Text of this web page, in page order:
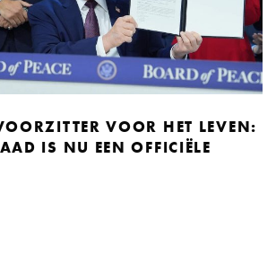
VOOR HET LEVEN:
IS NU EEN OFFICIËLE